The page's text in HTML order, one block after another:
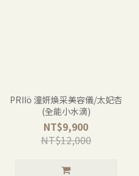
PRIIö 潼妍煥采美容儀/太妃杏
(全能小水滴)
NT$9,900
NT$12,000